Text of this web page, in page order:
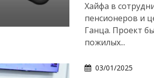
Хайфа в
пенсионеров и
Ганца. Проект
пожилых...
03/01/2025